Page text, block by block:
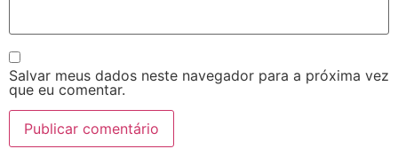
Salvar meus dados neste navegador para a próxima vez
que eu comentar.